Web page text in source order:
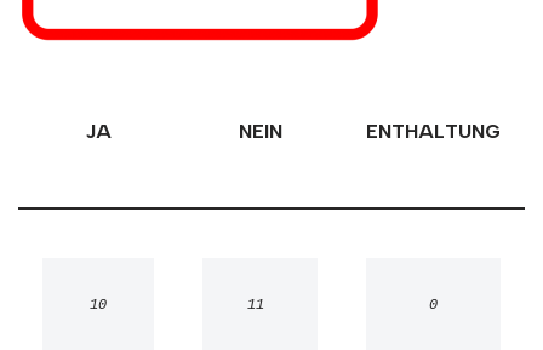
JA NEIN ENTHALTUNG
10 11 0